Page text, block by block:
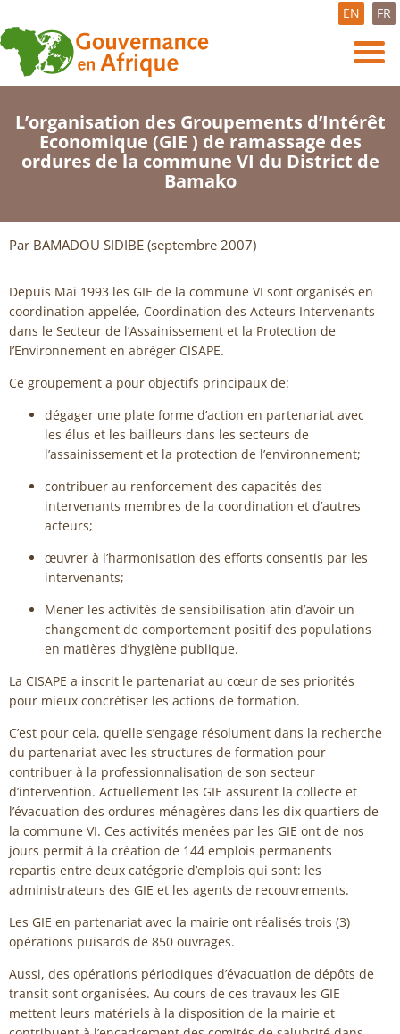
EN FR
L’organisation des Groupements d’Intérêt
Economique (GIE ) de ramassage des
ordures de la commune VI du District de
Bamako
Par BAMADOU SIDIBE (septembre 2007)
Depuis Mai 1993 les GIE de la commune VI sont organisés en
coordination appelée, Coordination des Acteurs Intervenants
dans le Secteur de l’Assainissement et la Protection de
l’Environnement en abréger CISAPE.
Ce groupement a pour objectifs principaux de:
dégager une plate forme d’action en partenariat avec
les élus et les bailleurs dans les secteurs de
l’assainissement et la protection de l’environnement;
contribuer au renforcement des capacités des
intervenants membres de la coordination et d’autres
acteurs;
œuvrer à l’harmonisation des efforts consentis par les
intervenants;
Mener les activités de sensibilisation afin d’avoir un
changement de comportement positif des populations
en matières d’hygiène publique.
La CISAPE a inscrit le partenariat au cœur de ses priorités
pour mieux concrétiser les actions de formation.
C’est pour cela, qu’elle s’engage résolument dans la recherche
du partenariat avec les structures de formation pour
contribuer à la professionnalisation de son secteur
d’intervention. Actuellement les GIE assurent la collecte et
l’évacuation des ordures ménagères dans les dix quartiers de
la commune VI. Ces activités menées par les GIE ont de nos
jours permit à la création de 144 emplois permanents
repartis entre deux catégorie d’emplois qui sont: les
administrateurs des GIE et les agents de recouvrements.
Les GIE en partenariat avec la mairie ont réalisés trois (3)
opérations puisards de 850 ouvrages.
Aussi, des opérations périodiques d’évacuation de dépôts de
transit sont organisées. Au cours de ces travaux les GIE
mettent leurs matériels à la disposition de la mairie et